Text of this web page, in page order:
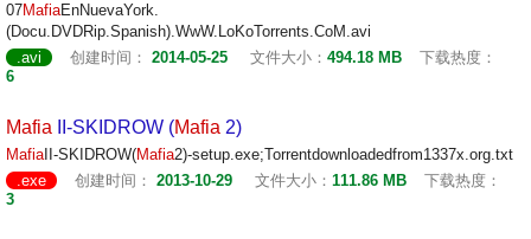
07MafiaEnNuevaYork.
(Docu.DVDRip.Spanish).WwW.LoKoTorrents.CoM.avi
.avi
创建时间： 2014-05-25 文件大小： 494.18 MB
下载热度：
6
Mafia II-SKIDROW (Mafia 2)
MafiaII-SKIDROW(Mafia2)-setup.exe;Torrentdownloadedfrom1337x.org.txt
.exe
创建时间： 2013-10-29 文件大小： 111.86 MB
下载热度：
3